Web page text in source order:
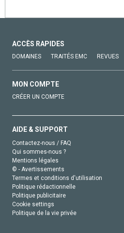
ACCÈS RAPIDES
DOMAINES TRAITÉS EMC REVUES
MON COMPTE
CRÉER UN COMPTE
AIDE & SUPPORT
Contactez-nous / FAQ
Qui sommes-nous ?
Mentions légales
© - Avertissements
Termes et conditions d'utilisation
Politique rédactionnelle
Politique publicitaire
Cookie settings
Politique de la vie privée